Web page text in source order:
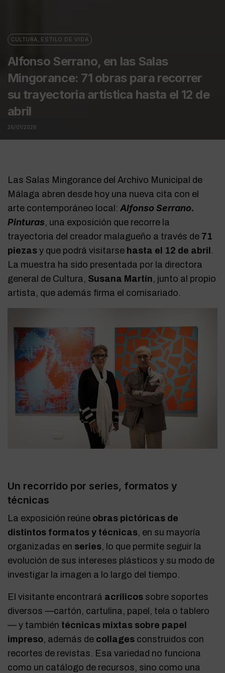
CULTURA , ESTILO DE VIDA
Alfonso Serrano, en las Salas
Mingorance: 71 obras para recorrer
su trayectoria artística hasta el 12 de
abril
26/01/2026
Las Salas Mingorance del Archivo Municipal de
Málaga abren desde hoy una nueva cita con el
arte contemporáneo local:Alfonso Serrano.
Pinturas, una exposición que recorre la
trayectoria del creador malagueño a través de 71
piezas y que podrá visitarse hasta el 12 de abril .
La muestra ha sido presentada por la directora
general de Cultura, Susana Martín, junto al propio
artista, que además firma el comisariado.
Un recorrido por series, formatos y
técnicas
La exposición reúne obras pictóricas de
distintos formatos y técnicas, en su mayoría
organizadas en series, lo que permite seguir la
evolución de sus intereses plásticos y su modo de
investigar la imagen a lo largo del tiempo.
El visitante encontrará acrílicos sobre soportes
diversos —cartón, cartulina, papel, tela o tablero
— y también técnicas mixtas sobre papel
impreso, además de collages construidos con
recortes de revistas. Esa variedad no funciona
como un catálogo de recursos, sino como una